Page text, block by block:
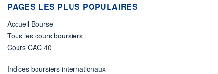
PAGES LES PLUS POPULAIRES
Accueil Bourse
Tous les cours boursiers
Cours CAC 40
Indices boursiers internationaux